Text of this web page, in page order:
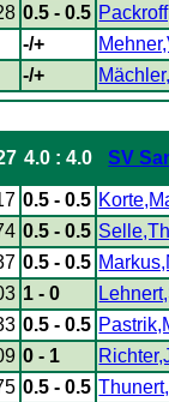
0.5 - 0.5
-/+
-/+
4.0 : 4.0 SV
0.5 - 0.5
0.5 - 0.5
0.5 - 0.5
1 - 0
0.5 - 0.5
0 - 1
0.5 - 0.5